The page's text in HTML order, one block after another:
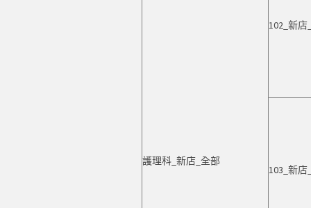
護理科_新店_全部
102_新店
103_新店